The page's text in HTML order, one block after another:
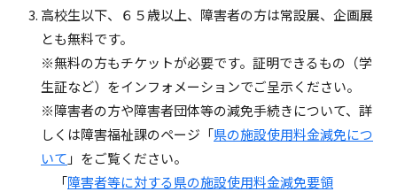
高校生以下、６５歳以上、障害者の方は常設展、企画展
とも無料です。
※無料の方もチケットが必要です。証明できるもの（学
生証など）をインフォメーションでご呈示ください。
※障害者の方や障害者団体等の減免手続きについて、詳
しくは障害福祉課のページ「県の施設使用料金減免につ
いて 」をご覧ください。
「障害者等に対する県の施設使用料金減免要領